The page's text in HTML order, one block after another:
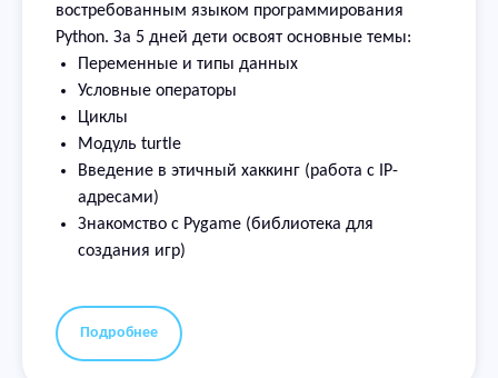
востребованным языком программирования
Python. За 5 дней дети освоят основные темы:
Переменные и типы данных
Условные операторы
Циклы
Модуль turtle
Введение в этичный хаккинг (работа с IP-
адресами)
Знакомство с Pygame (библиотека для
создания игр)
Подробнее